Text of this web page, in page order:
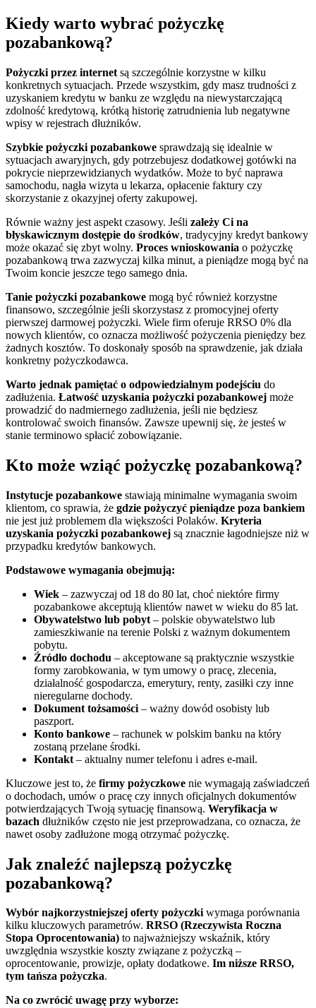
Kiedy warto wybrać pożyczkę
pozabankową?
Pożyczki przez internet są szczególnie korzystne w kilku
konkretnych sytuacjach. Przede wszystkim, gdy masz trudności z
uzyskaniem kredytu w banku ze względu na niewystarczającą
zdolność kredytową, krótką historię zatrudnienia lub negatywne
wpisy w rejestrach dłużników.
Szybkie pożyczki pozabankowe sprawdzają się idealnie w
sytuacjach awaryjnych, gdy potrzebujesz dodatkowej gotówki na
pokrycie nieprzewidzianych wydatków. Może to być naprawa
samochodu, nagła wizyta u lekarza, opłacenie faktury czy
skorzystanie z okazyjnej oferty zakupowej.
Równie ważny jest aspekt czasowy. Jeśli zależy Ci na
błyskawicznym dostępie do środków, tradycyjny kredyt bankowy
może okazać się zbyt wolny. Proces wnioskowania o pożyczkę
pozabankową trwa zazwyczaj kilka minut, a pieniądze mogą być na
Twoim koncie jeszcze tego samego dnia.
Tanie pożyczki pozabankowe mogą być również korzystne
finansowo, szczególnie jeśli skorzystasz z promocyjnej oferty
pierwszej darmowej pożyczki. Wiele firm oferuje RRSO 0% dla
nowych klientów, co oznacza możliwość pożyczenia pieniędzy bez
żadnych kosztów. To doskonały sposób na sprawdzenie, jak działa
konkretny pożyczkodawca.
Warto jednak pamiętać o odpowiedzialnym podejściu do
zadłużenia. Łatwość uzyskania pożyczki pozabankowej może
prowadzić do nadmiernego zadłużenia, jeśli nie będziesz
kontrolować swoich finansów. Zawsze upewnij się, że jesteś w
stanie terminowo spłacić zobowiązanie.
Kto może wziąć pożyczkę pozabankową?
Instytucje pozabankowe stawiają minimalne wymagania swoim
klientom, co sprawia, że gdzie pożyczyć pieniądze poza bankiem
nie jest już problemem dla większości Polaków. Kryteria
uzyskania pożyczki pozabankowej są znacznie łagodniejsze niż w
przypadku kredytów bankowych.
Podstawowe wymagania obejmują:
Wiek – zazwyczaj od 18 do 80 lat, choć niektóre firmy
pozabankowe akceptują klientów nawet w wieku do 85 lat.
Obywatelstwo lub pobyt – polskie obywatelstwo lub
zamieszkiwanie na terenie Polski z ważnym dokumentem
pobytu.
Źródło dochodu – akceptowane są praktycznie wszystkie
formy zarobkowania, w tym umowy o pracę, zlecenia,
działalność gospodarcza, emerytury, renty, zasiłki czy inne
nieregularne dochody.
Dokument tożsamości – ważny dowód osobisty lub
paszport.
Konto bankowe – rachunek w polskim banku na który
zostaną przelane środki.
Kontakt – aktualny numer telefonu i adres e-mail.
Kluczowe jest to, że firmy pożyczkowe nie wymagają zaświadczeń
o dochodach, umów o pracę czy innych oficjalnych dokumentów
potwierdzających Twoją sytuację finansową. Weryfikacja w
bazach dłużników często nie jest przeprowadzana, co oznacza, że
nawet osoby zadłużone mogą otrzymać pożyczkę.
Jak znaleźć najlepszą pożyczkę
pozabankową?
Wybór najkorzystniejszej oferty pożyczkiwymaga porównania
kilku kluczowych parametrów. RRSO (Rzeczywista Roczna
Stopa Oprocentowania) to najważniejszy wskaźnik, który
uwzględnia wszystkie koszty związane z pożyczką –
oprocentowanie, prowizje, opłaty dodatkowe. Im niższe RRSO,
tym tańsza pożyczka.
Na co zwrócić uwagę przy wyborze: